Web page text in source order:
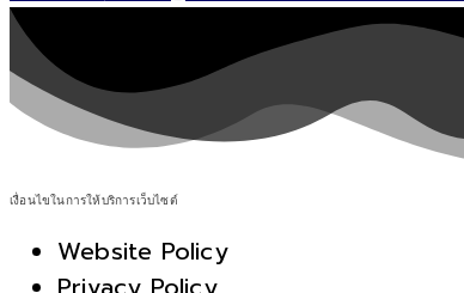
เงื่อนไขในการให้บริการเว็บไซต์
Website Policy